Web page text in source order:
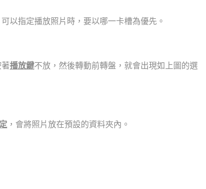
以指定播放照片時，要以哪一卡槽為優先。
播放鍵不放，然後轉動前轉盤，就會出現如上圖的選
，會將照片放在預設的資料夾內。